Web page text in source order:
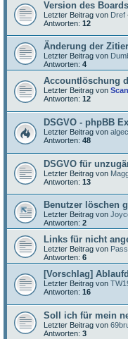
Version des
Letzter Beitrag von Dref
Antworten: 12
Änderung der
Letzter Beitrag von
Antworten: 4
Accountlöschung
Letzter Beitrag von
Antworten: 12
DSGVO - phpBB
Letzter Beitrag von
Antworten: 48
DSGVO für
Letzter Beitrag von
Antworten: 13
Benutzer löschen
Letzter Beitrag von
Antworten: 2
Links für nicht
Letzter Beitrag von
Antworten: 6
[Vorschlag]
Letzter Beitrag von
Antworten: 16
Soll ich für mein
Letzter Beitrag von
Antworten: 3